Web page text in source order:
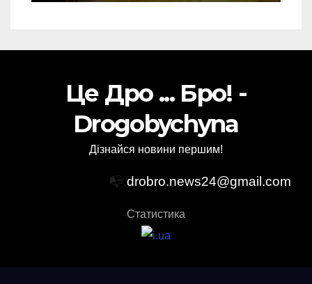
Це Дро ... Бро! -
Drogobychyna
Дізнайся новини першим!
📭 drobro.news24@gmail.com
Статистика